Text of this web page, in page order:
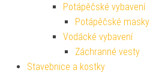
Potápěčské vybavení
Potápěčské masky
Vodácké vybavení
Záchranné vesty
Stavebnice a kostky